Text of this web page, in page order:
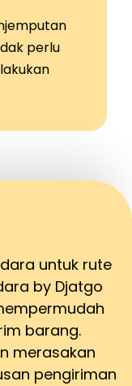
perlu
untuk rute
by Djatgo
barang.
merasakan
pengiriman